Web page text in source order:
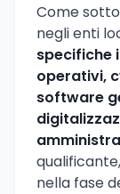
Come
negli enti
specifiche
operativi,
software
nella fase